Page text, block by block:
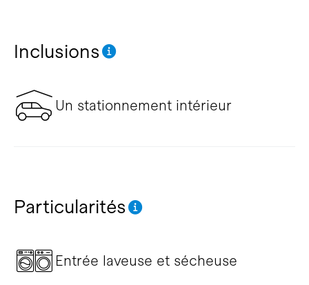
Inclusions
Un stationnement intérieur
Particularités
Entrée laveuse et sécheuse